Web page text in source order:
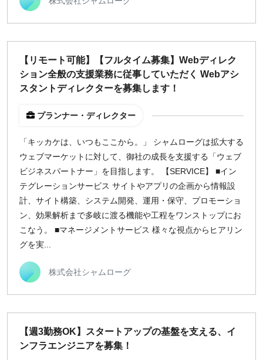
【リモート可能】【フルタイム募集】Webディレク
ション全般の支援業務に従事していただく Webアシ
スタントディレクターを募集します！
プランナー・ディレクター
「キッカケは、いつもここから。」 シャムローグは拡大する
ウェブマーケットに対して、御社の成長を支援する「ウェブ
ビジネスパートナー」を目指します。 【SERVICE】 ■イン
テグレーションサービス サイトやアプリの企画から情報設
計、サイト構築、システム開発、運用・保守、プロモーショ
ン、効果解析まで多岐に渡る機能や工程をワンストップにお
こなう。 ■マネージメントサービス 様々な視点からヒアリン
グを実...
株式会社シャムローグ
【週3勤務OK】スタートアップの基盤を支える、イ
ンフラエンジニアを募集！